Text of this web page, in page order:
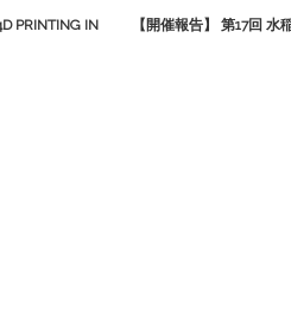
PRINTING IN
【開催報告】 第17回